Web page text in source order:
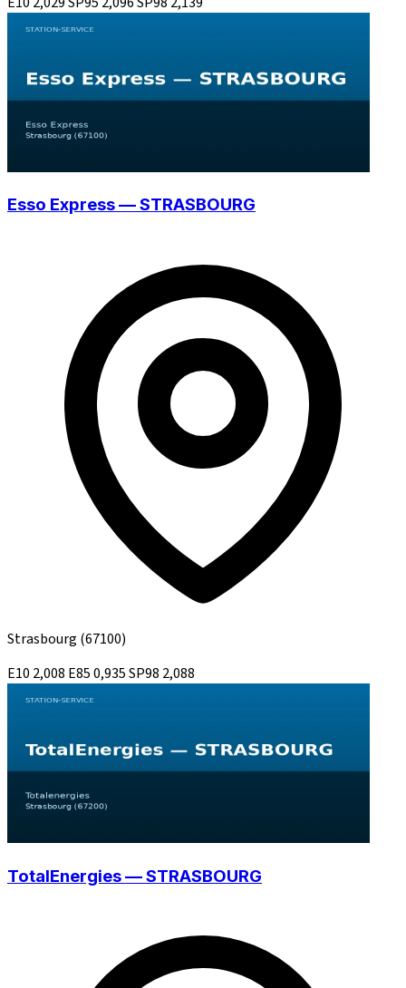
Esso Express — STRASBOURG
Strasbourg (67100)
E10 2,008 E850,935SP98 2,088
TotalEnergies — STRASBOURG